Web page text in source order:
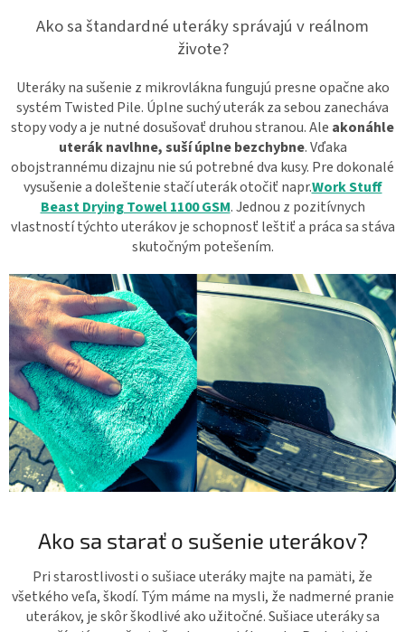
Ako sa štandardné uteráky správajú v reálnom
živote?
Uteráky na sušenie z mikrovlákna fungujú presne opačne ako
systém Twisted Pile. Úplne suchý uterák za sebou zanecháva
stopy vody a je nutné dosušovať druhou stranou. Ale akonáhle
uterák navlhne, suší úplne bezchybne. Vďaka
obojstrannému dizajnu nie sú potrebné dva kusy. Pre dokonalé
vysušenie a doleštenie stačí uterák otočiť napr.Work Stuff
Beast Drying Towel 1100 GSM. Jednou z pozitívnych
vlastností týchto uterákov je schopnosť leštiť a práca sa stáva
skutočným potešením.
Ako sa starať o sušenie uterákov?
Pri starostlivosti o sušiace uteráky majte na pamäti, že
všetkého veľa, škodí. Tým máme na mysli, že nadmerné pranie
uterákov, je skôr škodlivé ako užitočné. Sušiace uteráky sa